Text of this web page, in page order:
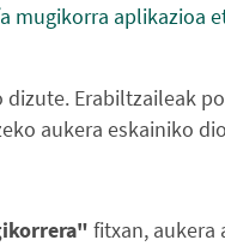
mugikorra
Erabiltzaileak
aukera eskainiko
fitxan, aukera